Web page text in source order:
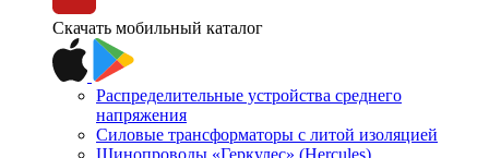
Скачать мобильный каталог
Распределительные устройства среднего
напряжения
Силовые трансформаторы с литой изоляцией
Шинопроводы «Геркулес» (Hercules)